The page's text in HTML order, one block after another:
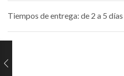
Tiempos de entrega: de 2 a 5